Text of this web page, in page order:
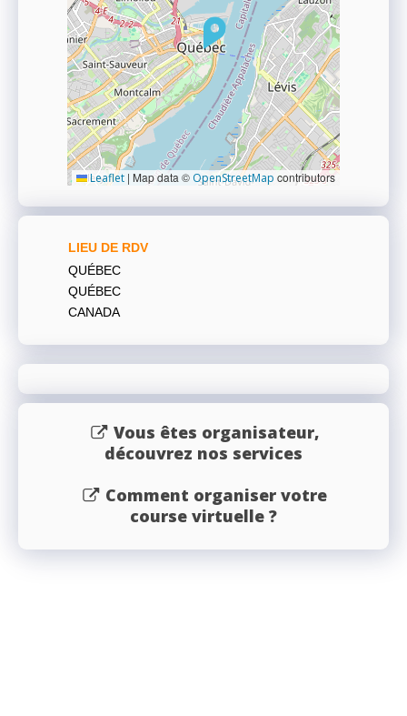
Leaflet | Map data © OpenStreetMap contributors
LIEU DE RDV
QUÉBEC
QUÉBEC
CANADA
Vous êtes organisateur,
découvrez nos services
Comment organiser votre
course virtuelle ?